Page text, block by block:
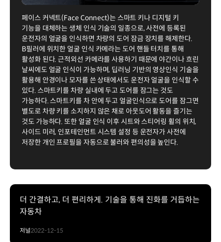
페이스 커넥트(Face Connect)는 스마트 키나 디지털 키
기능을 대체하는 생체 인식 기술의 일종으로, 사전에 등록된
운전자의 얼굴을 인식하면 차량의 도어 잠금 장치를 해제한다.
B필러에 위치한 얼굴 인식 카메라는 도어 핸들 터치를 통해
활성화 된다. 근적외선 카메라를 사용하기 때문에 야간이나 흐린
날씨에도 얼굴 인식이 가능하며, 딥러닝 기반의 영상인식 기술을
활용해 안경이나 모자를 쓴 상태에서도 운전자 얼굴을 인식할 수
있다. 스마트키를 차량 실내에 두고 도어를 잠그는 것도
가능하다. 스마트키를 차 안에 두고 얼굴인식으로 도어를 잠그면
별도로 차량 키를 소지하지 않은 채로 아웃도어 활동을 즐기는
것도 가능하다. 또한 얼굴 인식 이후 시트와 스티어링 휠의 위치,
사이드 미러, 인포테인먼트 시스템 설정 등 운전자가 사전에
저장한 개인 프로필을 자동으로 불러와 편의성을 높인다.
더 간결하고, 더 편리하게. 기술을 통해 진화를 거듭하는
자동차
저널2022-12-15